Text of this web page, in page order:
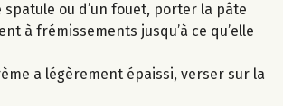
spatule ou d’un fouet, porter la pâte
à frémissements jusqu’à ce qu’elle
a légèrement épaissi, verser sur la